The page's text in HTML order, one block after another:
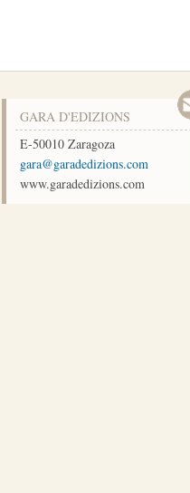
GARA D'EDIZIONS
E-50010 Zaragoza
moc.snoizidedarag@arag
www.garadedizions.com